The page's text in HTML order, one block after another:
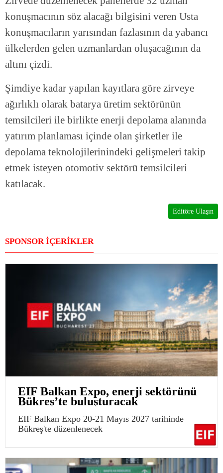
konuşmacının söz alacağı bilgisini veren Usta
konuşmacıların yarısından fazlasının da yabancı
ülkelerden gelen uzmanlardan oluşacağının da
altını çizdi.
Şimdiye kadar yapılan kayıtlara göre zirveye
ağırlıklı olarak batarya üretim sektörünün
temsilcileri ile birlikte enerji depolama alanında
yatırım planlaması içinde olan şirketler ile
depolama teknolojilerinindeki gelişmeleri takip
etmek isteyen otomotiv sektörü temsilcileri
katılacak.
Editöre Ulaşın
SPONSOR İÇERİKLER
EIF Balkan Expo, enerji sektörünü
Bükreş’te buluşturacak
EIF Balkan Expo 20-21 Mayıs 2027 tarihinde
Bükreş'te düzenlenecek